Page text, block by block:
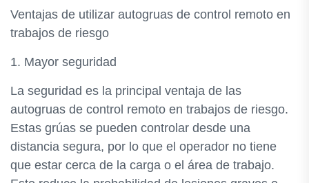
Ventajas de utilizar autogruas de control remoto en
trabajos de riesgo
1. Mayor seguridad
La seguridad es la principal ventaja de las
autogruas de control remoto en trabajos de riesgo.
Estas grúas se pueden controlar desde una
distancia segura, por lo que el operador no tiene
que estar cerca de la carga o el área de trabajo.